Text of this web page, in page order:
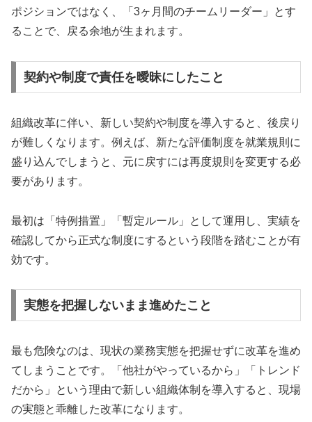
ポジションではなく、「3ヶ月間のチームリーダー」とす
ることで、戻る余地が生まれます。
契約や制度で責任を曖昧にしたこと
組織改革に伴い、新しい契約や制度を導入すると、後戻り
が難しくなります。例えば、新たな評価制度を就業規則に
盛り込んでしまうと、元に戻すには再度規則を変更する必
要があります。
最初は「特例措置」「暫定ルール」として運用し、実績を
確認してから正式な制度にするという段階を踏むことが有
効です。
実態を把握しないまま進めたこと
最も危険なのは、現状の業務実態を把握せずに改革を進め
てしまうことです。「他社がやっているから」「トレンド
だから」という理由で新しい組織体制を導入すると、現場
の実態と乖離した改革になります。